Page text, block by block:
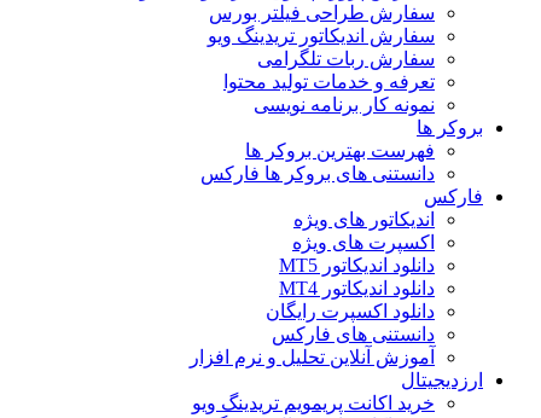
سفارش طراحی فیلتر بورس
سفارش اندیکاتور تریدینگ ویو
سفارش ربات تلگرامی
تعرفه و خدمات تولید محتوا
نمونه کار برنامه نویسی
بروکر ها
فهرست بهترین بروکر ها
دانستنی های بروکر ها فارکس
فارکس
اندیکاتور های ویژه
اکسپرت های ویژه
دانلود اندیکاتور MT5
دانلود اندیکاتور MT4
دانلود اکسپرت رایگان
دانستنی های فارکس
آموزش آنلاین تحلیل و نرم افزار
ارزدیجیتال
خرید اکانت پریمویم تریدینگ ویو